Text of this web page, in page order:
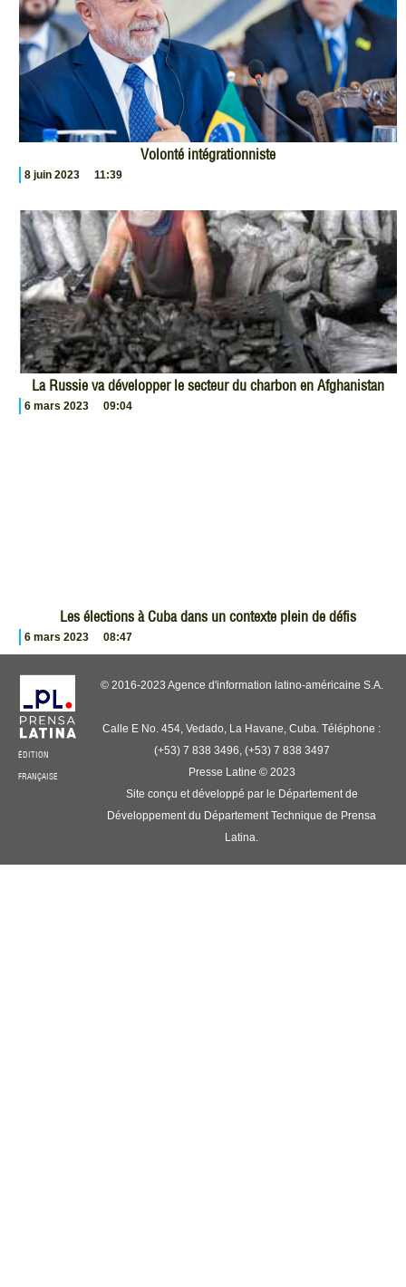
Volonté intégrationniste
8 juin 2023 11:39
La Russie va développer le secteur du charbon en Afghanistan
6 mars 2023 09:04
Les élections à Cuba dans un contexte plein de défis
6 mars 2023 08:47
ÉDITION
FRANÇAISE
© 2016-2023 Agence d'information latino-américaine S.A.
Calle E No. 454, Vedado, La Havane, Cuba. Téléphone :
(+53) 7 838 3496, (+53) 7 838 3497
Presse Latine © 2023
Site conçu et développé par le Département de
Développement du Département Technique de Prensa
Latina.